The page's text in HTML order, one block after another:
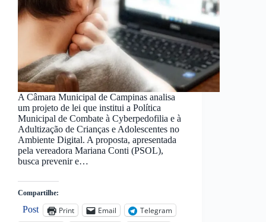
A Câmara Municipal de Campinas analisa
um projeto de lei que institui a Política
Municipal de Combate à Cyberpedofilia e à
Adultização de Crianças e Adolescentes no
Ambiente Digital. A proposta, apresentada
pela vereadora Mariana Conti (PSOL),
busca prevenir e…
Compartilhe:
Post Print Email
Telegram